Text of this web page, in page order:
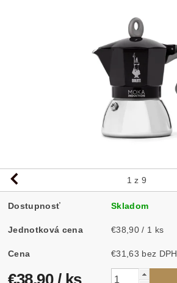
1 z 9
Dostupnosť Skladom
Jednotková cena €38,90 / 1 ks
Cena €31,63 bez DPH
€38,90 / ks